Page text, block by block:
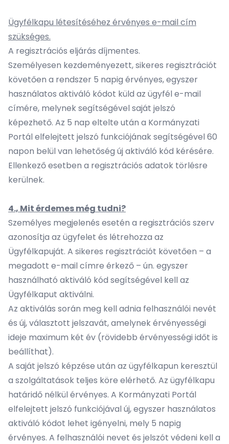
Ügyfélkapu létesítéséhez érvényes e-mail cím
szükséges.
A regisztrációs eljárás díjmentes.
Személyesen kezdeményezett, sikeres regisztrációt
követően a rendszer 5 napig érvényes, egyszer
használatos aktiváló kódot küld az ügyfél e-mail
címére, melynek segítségével saját jelszó
képezhető. Az 5 nap eltelte után a Kormányzati
Portál elfelejtett jelszó funkciójának segítségével 60
napon belül van lehetőség új aktiváló kód kérésére.
Ellenkező esetben a regisztrációs adatok törlésre
kerülnek.
4., Mit érdemes még tudni?
Személyes megjelenés esetén a regisztrációs szerv
azonosítja az ügyfelet és létrehozza az
Ügyfélkapuját. A sikeres regisztrációt követően – a
megadott e-mail címre érkező – ún. egyszer
használható aktiváló kód segítségével kell az
Ügyfélkaput aktiválni.
Az aktiválás során meg kell adnia felhasználói nevét
és új, választott jelszavát, amelynek érvényességi
ideje maximum két év (rövidebb érvényességi időt is
beállíthat).
A saját jelszó képzése után az ügyfélkapun keresztül
a szolgáltatások teljes köre elérhető. Az ügyfélkapu
határidő nélkül érvényes. A Kormányzati Portál
elfelejtett jelszó funkciójával új, egyszer használatos
aktiváló kódot lehet igényelni, mely 5 napig
érvényes. A felhasználói nevet és jelszót védeni kell a